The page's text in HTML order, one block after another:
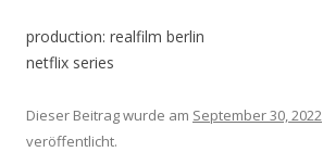
production: realfilm berlin
netflix series
Dieser Beitrag wurde am September 30, 2022
veröffentlicht.